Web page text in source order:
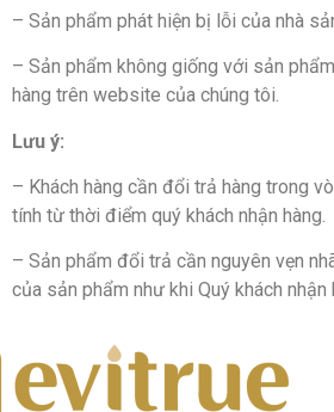
– Sản phẩm phát hiện bị lỗi của nhà
– Sản phẩm không giống với sản
hàng trên website của chúng tôi.
Lưu ý:
– Khách hàng cần đổi trả hàng trong
tính từ thời điểm quý khách nhận hàng.
– Sản phẩm đổi trả cần nguyên vẹn
của sản phẩm như khi Quý khách nhận